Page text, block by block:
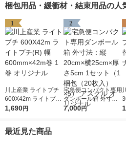
梱包用品・緩衝材・結束用品の人
1
川上産業 ライトプチ
600X42m ライトプチ
(R) 幅600mm×42m巻
1,690円
2
宅急便コンパクト専用
ダンボール箱 外寸
法：縦20cm×横25cm
7,000円
最近見た商品